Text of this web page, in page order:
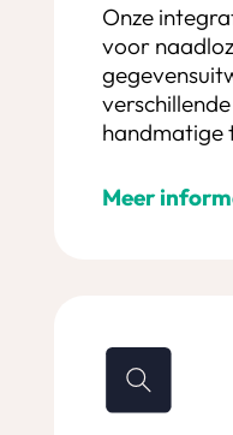
Onze
voor
handmatige
Meer